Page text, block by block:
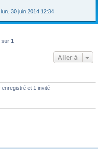
lun. 30 juin 2014 12:34
sur 1
Aller à
enregistré et 1 invité